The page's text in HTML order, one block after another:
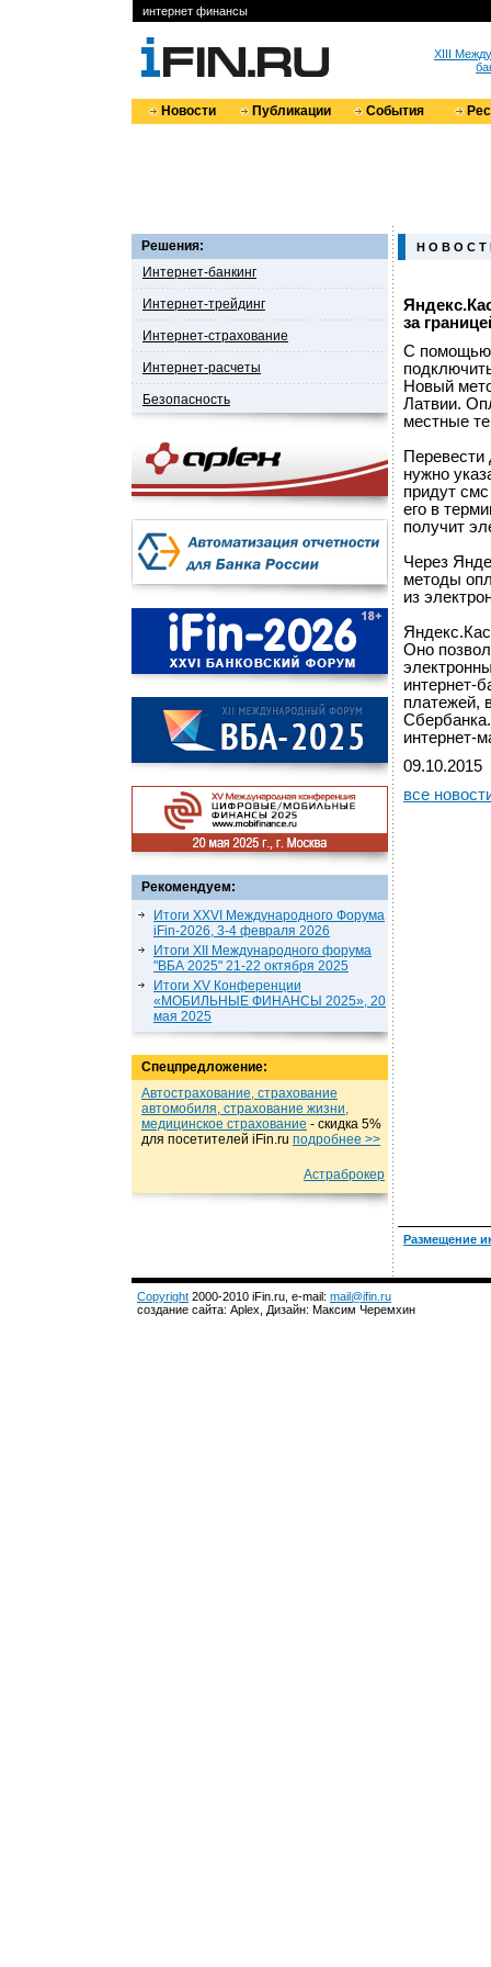
интернет финансы
XIII
Новости Публикации События
Решения:
Интернет-банкинг
Интернет-трейдинг
Интернет-страхование
Интернет-расчеты
Безопасность
Рекомендуем:
Итоги XXVI Международного Форума
iFin-2026, 3-4 февраля 2026
Итоги XII Международного форума
"ВБА 2025" 21-22 октября 2025
Итоги XV Конференции
«МОБИЛЬНЫЕ ФИНАНСЫ 2025», 20
мая 2025
Спецпредложение:
Автострахование, страхование
автомобиля, страхование жизни,
медицинское страхование - cкидка 5%
для посетителей iFin.ru подробнеe >>
Астраброкер
Н О В О С Т
за
С помощью
Новый
Латвии.
местные
Перевести
нужно
придут
его в
получит
Через
методы
из
Оно
интернет-
платежей,
интернет-
09.10.2015
все
Размещение
Copyright 2000-2010 iFin.ru, e-mail: mail@ifin.ru
создание сайта: Aplex, Дизайн: Максим Черемхин